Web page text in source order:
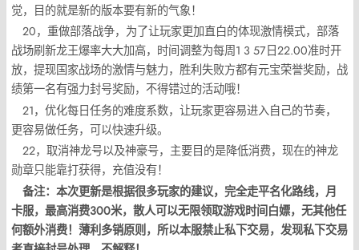
觉，目的就是新的版本要有新的气象！
20，重做部落战争，为了让玩家更加直白的体现激情模式，部落
战场刷新龙王爆率大大加高，时间调整为每周1 3 57日22.00准时开
放，提现国家战场的激情与魅力，胜利失败方都有元宝荣誉奖励，战
绩第一名有强力封号奖励，不得错过的活动哦！
21，优化每日任务的难度系数，让玩家更容易进入自己的节奏，
更容易做任务，可以快速升级。
22，取消神龙号以及神豪号，主要目的是降低消费，现在的神龙
勋章只能靠打获得，充值没有！
备注：本次更新是根据很多玩家的建议，完全走平名化路线，月
卡服，最高消费300米，散人可以无限领取游戏时间白嫖，无其他任
何额外消费！ 薄利多销原则，所以本服禁止私下交易，发现私下交易